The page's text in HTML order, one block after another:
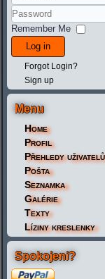
Remember Me
Log in
Forgot Login?
Sign up
Menu
Home
Profil
Přehledy uživatelů
Pošta
Seznamka
Galérie
Texty
Líziny kreslenky
Spokojeni?